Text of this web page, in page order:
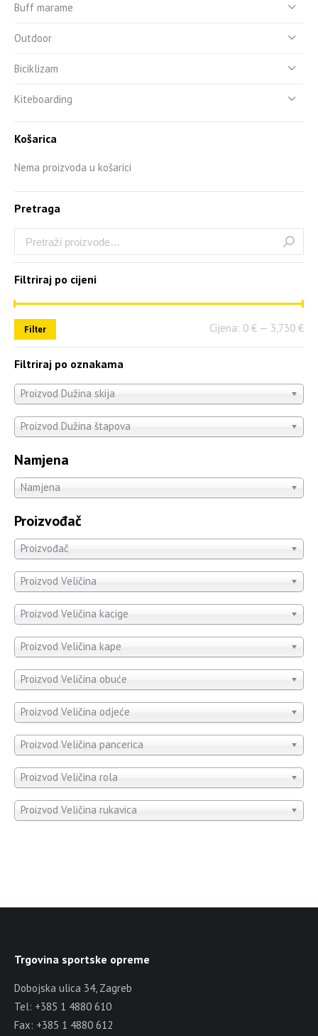
Buff marame
Outdoor
Biciklizam
Kiteboarding
Košarica
Nema proizvoda u košarici
Pretraga
Filtriraj po cijeni
Filter Cijena: 0 € — 3,730 €
Filtriraj po oznakama
Proizvod Dužina skija
Proizvod Dužina štapova
Namjena
Namjena
Proizvođač
Proizvođač
Proizvod Veličina
Proizvod Veličina kacige
Proizvod Veličina kape
Proizvod Veličina obuće
Proizvod Veličina odjeće
Proizvod Veličina pancerica
Proizvod Veličina rola
Proizvod Veličina rukavica
Trgovina sportske opreme
Dobojska ulica 34, Zagreb
Tel: +385 1 4880 610
Fax: +385 1 4880 612